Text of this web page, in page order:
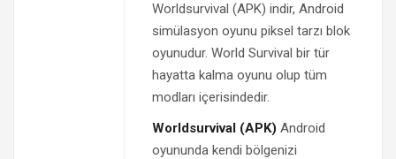
Worldsurvival (APK) indir, Android
simülasyon oyunu piksel tarzı blok
oyunudur. World Survival bir tür
hayatta kalma oyunu olup tüm
modları içerisindedir.
Worldsurvival (APK) Android
oyununda kendi bölgenizi